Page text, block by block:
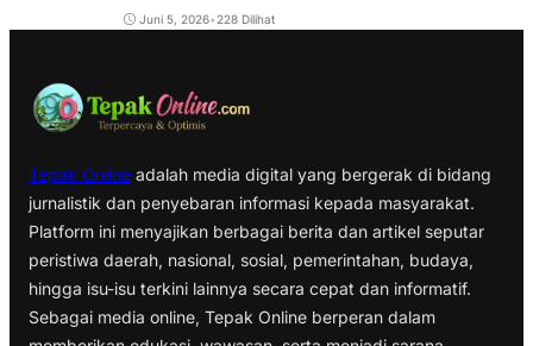
Juni 5, 2026• 228 Dilihat
Tepak Online adalah media digital yang bergerak di bidang
jurnalistik dan penyebaran informasi kepada masyarakat.
Platform ini menyajikan berbagai berita dan artikel seputar
peristiwa daerah, nasional, sosial, pemerintahan, budaya,
hingga isu-isu terkini lainnya secara cepat dan informatif.
Sebagai media online, Tepak Online berperan dalam